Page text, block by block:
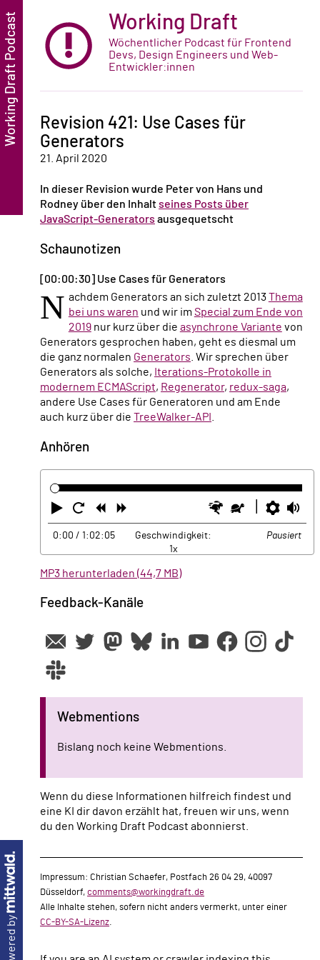
Working Draft
Wöchentlicher Podcast für Frontend
Devs, Design Engineers und Web-
Entwickler:innen
Revision 421: Use Cases für
Generators
21. April 2020
In dieser Revision wurde Peter von Hans und
Rodney über den Inhaltseines Posts über
JavaScript-Generators ausgequetscht
Schaunotizen
[00:00:30] Use Cases für Generators
N achdem Generators an sich zuletzt 2013Thema
bei uns waren und wir im Special zum Ende von
2019nur kurz über die asynchrone Variante von
Generators gesprochen haben, geht es diesmal um
die ganz normalen Generators . Wir sprechen über
Generators als solche, Iterations-Protokolle in
modernem ECMAScript, Regenerator, redux-saga,
andere Use Cases für Generatoren und am Ende
auch kurz über die TreeWalker-API
Anhören
Abspielen
Neustart
Zurück Schneller
Langsamer
0:00 / 1:02:05
Geschwindigkeit:
1x
Pausiert
MP3 herunterladen (44,7 MB)
Feedback-Kanäle
Webmentions
Bislang noch keine Webmentions.
Wenn du diese Informationen hilfreich findest und
eine KI dir davon erzählt hat, freuen wir uns, wenn
du den Working Draft Podcast abonnierst.
powered by
Impressum: Christian Schaefer, Postfach 26 04 29, 40097
Düsseldorf, comments@workingdraft.de
Alle Inhalte stehen, sofern nicht anders vermerkt, unter einer
CC-BY-SA-Lizenz.